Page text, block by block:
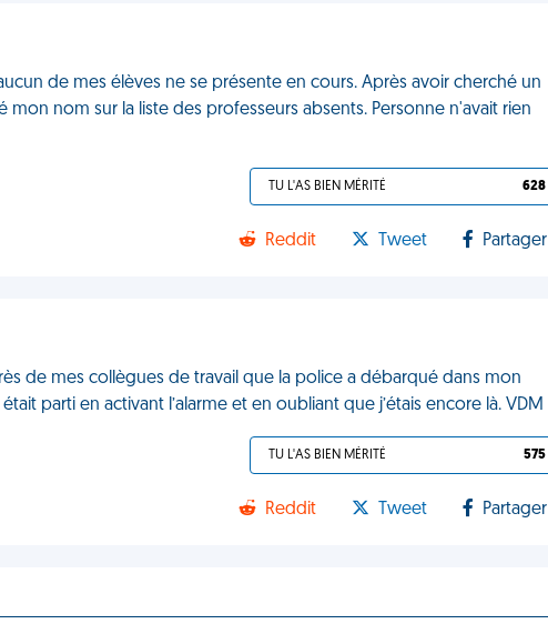
de mes élèves ne se présente en cours. Après avoir cherché un
mon nom sur la liste des professeurs absents. Personne n'avait rien
TU L'AS BIEN MÉRITÉ 628
Reddit Tweet Partager
de mes collègues de travail que la police a débarqué dans mon
parti en activant l’alarme et en oubliant que j’étais encore là. VDM
TU L'AS BIEN MÉRITÉ 575
Reddit Tweet Partager